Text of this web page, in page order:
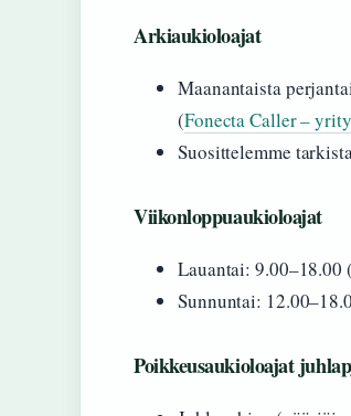
Arkiaukioloajat
Maanantaista
(Fonecta Caller –
Suosittelemme
Viikonloppuaukioloajat
Lauantai: 9.00–18.00
Sunnuntai:
Poikkeusaukioloajat